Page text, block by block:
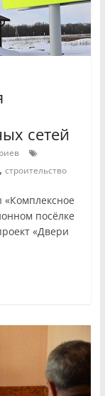
сетей
, строительство
«Комплексное
посёлке
«Двери